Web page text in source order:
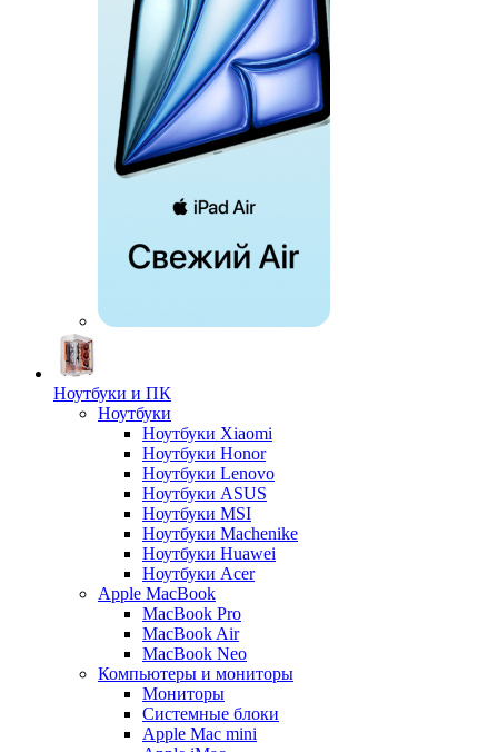
Ноутбуки и ПК
Ноутбуки
Ноутбуки Xiaomi
Ноутбуки Honor
Ноутбуки Lenovo
Ноутбуки ASUS
Ноутбуки MSI
Ноутбуки Machenike
Ноутбуки Huawei
Ноутбуки Acer
Apple MacBook
MacBook Pro
MacBook Air
MacBook Neo
Компьютеры и мониторы
Мониторы
Системные блоки
Apple Mac mini